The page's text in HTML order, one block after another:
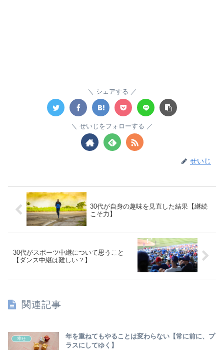
シェアする
せいじをフォローする
せいじ
30代が自身の趣味を見直した結果【継続
こそ力】
30代がスポーツ中継について思うこと
【ダンス中継は難しい？】
関連記事
幸せ
年を重ねてもやることは変わらない【常に前に、プ
ラスにしてゆく】